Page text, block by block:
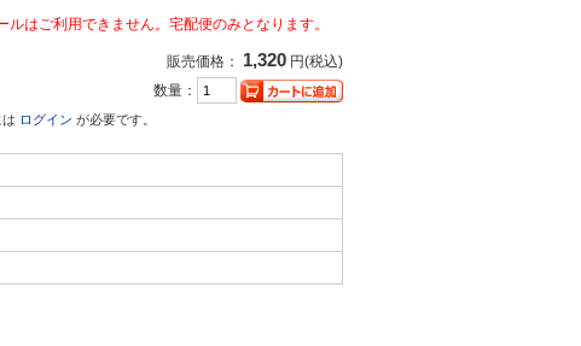
ルはご利用できません。宅配便のみとなります。
販売価格： 1,320 円(税込)
数量：
ログイン が必要です。